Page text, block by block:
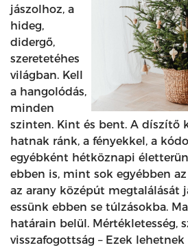
jászolhoz, a
hideg,
didergő,
szeretetéhes
világban. Kell
a hangolódás,
minden
szinten. Kint és bent. A díszítő
hatnak ránk, a fényekkel, a
egyébként hétköznapi
ebben is, mint sok egyébben
az arany középút megtalálását
essünk ebben se túlzásokba.
határain belül. Mértékletesség,
visszafogottság – Ezek